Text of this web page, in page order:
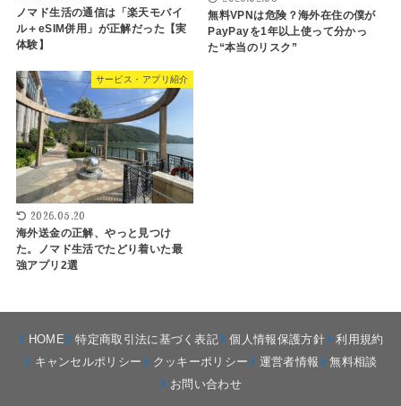
ノマド生活の通信は「楽天モバイ
ル＋eSIM併用」が正解だった【実
体験】
無料VPNは危険？海外在住の僕が
PayPayを1年以上使って分かっ
た“本当のリスク”
サービス・アプリ紹介
2026.05.20
海外送金の正解、やっと見つけ
た。ノマド生活でたどり着いた最
強アプリ2選
HOME 特定商取引法に基づく表記 個人情報保護方針
利用規約
キャンセルポリシー
クッキーポリシー 運営者情報
無料相談
お問い合わせ